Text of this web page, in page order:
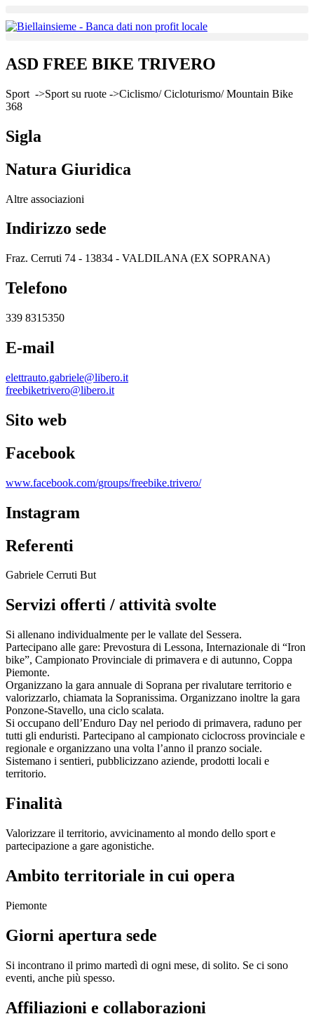
ASD FREE BIKE TRIVERO
Sport ->Sport su ruote ->Ciclismo/ Cicloturismo/ Mountain Bike
368
Sigla
Natura Giuridica
Altre associazioni
Indirizzo sede
Fraz. Cerruti 74 - 13834 - VALDILANA (EX SOPRANA)
Telefono
339 8315350
E-mail
elettrauto.gabriele@libero.it
freebiketrivero@libero.it
Sito web
Facebook
www.facebook.com/groups/freebike.trivero/
Instagram
Referenti
Gabriele Cerruti But
Servizi offerti / attività svolte
Si allenano individualmente per le vallate del Sessera.
Partecipano alle gare: Prevostura di Lessona, Internazionale di “Iron
bike”, Campionato Provinciale di primavera e di autunno, Coppa
Piemonte.
Organizzano la gara annuale di Soprana per rivalutare territorio e
valorizzarlo, chiamata la Sopranissima. Organizzano inoltre la gara
Ponzone-Stavello, una ciclo scalata.
Si occupano dell’Enduro Day nel periodo di primavera, raduno per
tutti gli enduristi. Partecipano al campionato ciclocross provinciale e
regionale e organizzano una volta l’anno il pranzo sociale.
Sistemano i sentieri, pubblicizzano aziende, prodotti locali e
territorio.
Finalità
Valorizzare il territorio, avvicinamento al mondo dello sport e
partecipazione a gare agonistiche.
Ambito territoriale in cui opera
Piemonte
Giorni apertura sede
Si incontrano il primo martedì di ogni mese, di solito. Se ci sono
eventi, anche più spesso.
Affiliazioni e collaborazioni